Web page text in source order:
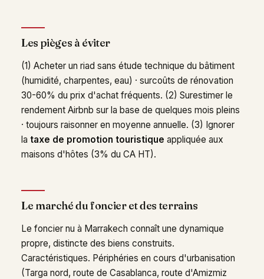
Les pièges à éviter
(1) Acheter un riad sans étude technique du bâtiment
(humidité, charpentes, eau) · surcoûts de rénovation
30-60% du prix d'achat fréquents. (2) Surestimer le
rendement Airbnb sur la base de quelques mois pleins
· toujours raisonner en moyenne annuelle. (3) Ignorer
la taxe de promotion touristique appliquée aux
maisons d'hôtes (3% du CA HT).
Le marché du foncier et des terrains
Le foncier nu à Marrakech connaît une dynamique
propre, distincte des biens construits.
Caractéristiques. Périphéries en cours d'urbanisation
(Targa nord, route de Casablanca, route d'Amizmiz